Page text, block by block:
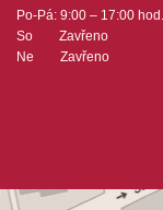
Po-Pá: 9:00 – 17:00 hod.
So Zavřeno
Ne Zavřeno